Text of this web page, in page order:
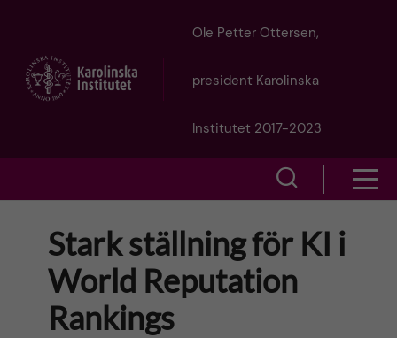
t
Ole Petter Ottersen,
president Karolinska
Institutet 2017-2023
o
Stark ställning för KI i
World Reputation
Rankings